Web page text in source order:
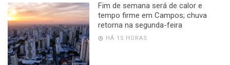
Fim de semana será de calor e
tempo firme em Campos; chuva
retorna na segunda-feira
HÁ 15 HORAS